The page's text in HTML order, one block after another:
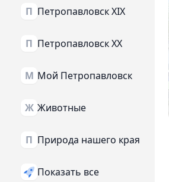
П Петропавловск XIX
П Петропавловск XX
М Мой Петропавловск
Ж Животные
П Природа нашего края
Показать все